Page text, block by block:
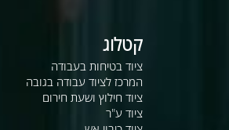
קטלוג
ציוד בטיחות בעבודה
המרכז לציוד עבודה בגובה
ציוד חילוץ ושעת חירום
ציוד ע"ר